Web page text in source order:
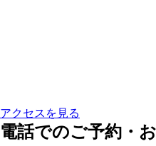
アクセスを見る
電話でのご予約・